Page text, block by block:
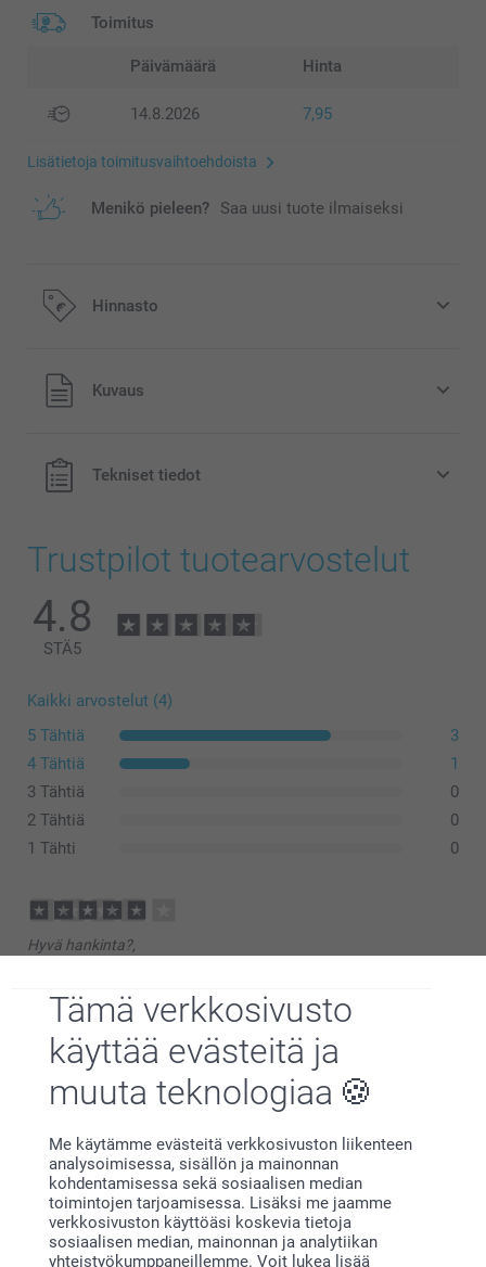
Tämä verkkosivusto
käyttää evästeitä ja
muuta teknologiaa
Me käytämme evästeitä verkkosivuston liikenteen
analysoimisessa, sisällön ja mainonnan
kohdentamisessa sekä sosiaalisen median
toimintojen tarjoamisessa. Lisäksi me jaamme
verkkosivuston käyttöäsi koskevia tietoja
sosiaalisen median, mainonnan ja analytiikan
yhteistyökumppaneillemme. Voit lukea lisää
Toimitus
Päivämäärä Hinta
14.8.2026 7,95
Lisätietoja toimitusvaihtoehdoista
Menikö pieleen? Saa uusi tuote ilmaiseksi
Hinnasto
Kaikki hinnat ovat euroina, sisältävät arvonlisäveron ja
eivät sisällä postikuluja.
Kuvaus
Tekniset tiedot
Trustpilot tuotearvostelut
4.8
STÄ5
Kaikki arvostelut (4)
5 Tähtiä
3
4 Tähtiä
1
3 Tähtiä
0
2 Tähtiä
0
1 Tähti
0
Hyvä hankinta?,
Kuvauksen mukainen tuote.
MMN,
29.11.2023
Tiina Karjula,
21.3.2023